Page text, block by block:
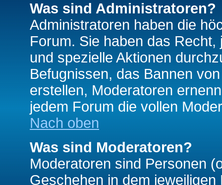
Was sind Administratoren?
Administratoren haben die
Forum. Sie haben das
und spezielle Aktionen
Befugnissen, das Bannen
erstellen, Moderatoren
jedem Forum die vollen
Nach oben
Was sind Moderatoren?
Moderatoren sind Personen
Geschehen in dem